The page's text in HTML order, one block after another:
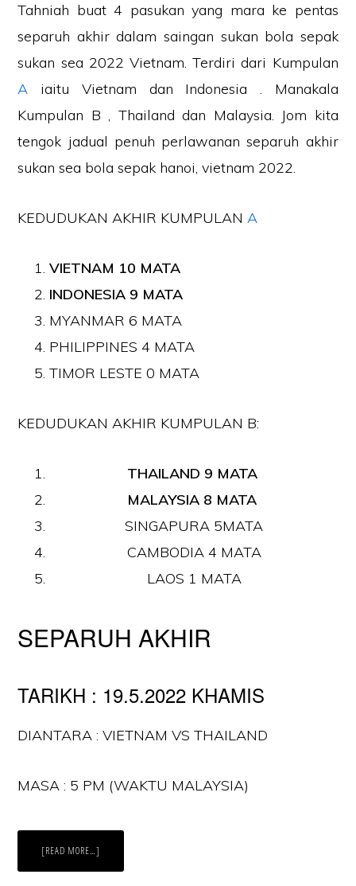
Tahniah buat 4 pasukan yang mara ke pentas
separuh akhir dalam saingan sukan bola sepak
sukan sea 2022 Vietnam. Terdiri dari Kumpulan
A iaitu Vietnam dan Indonesia . Manakala
Kumpulan B , Thailand dan Malaysia. Jom kita
tengok jadual penuh perlawanan separuh akhir
sukan sea bola sepak hanoi, vietnam 2022.
KEDUDUKAN AKHIR KUMPULANA
VIETNAM 10 MATA
INDONESIA 9 MATA
MYANMAR 6 MATA
PHILIPPINES 4 MATA
TIMOR LESTE 0 MATA
KEDUDUKAN AKHIR KUMPULAN B:
THAILAND 9 MATA
MALAYSIA 8 MATA
SINGAPURA 5MATA
CAMBODIA 4 MATA
LAOS 1 MATA
SEPARUH AKHIR
TARIKH : 19.5.2022 KHAMIS
DIANTARA : VIETNAM VS THAILAND
MASA : 5 PM (WAKTU MALAYSIA)
[READ MORE…]
PENUH